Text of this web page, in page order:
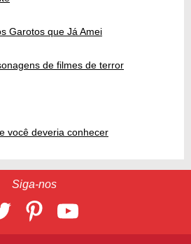
Garotos que Já Amei
de filmes de terror
você deveria conhecer
Siga-nos